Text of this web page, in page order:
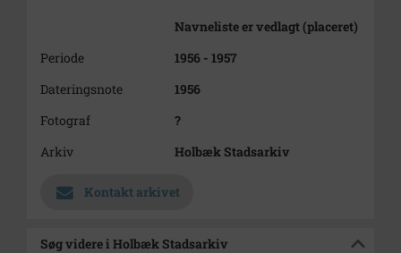
Navneliste er vedlagt (placeret)
Periode
1956 - 1957
Dateringsnote
1956
Fotograf
?
Arkiv
Holbæk Stadsarkiv
Kontakt arkivet
Søg videre i Holbæk Stadsarkiv